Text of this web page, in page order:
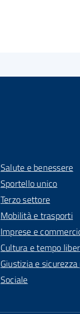
Salute e benessere
Sportello unico
Terzo settore
Mobilità e trasporti
Imprese e
Cultura e tempo
Giustizia e
Sociale